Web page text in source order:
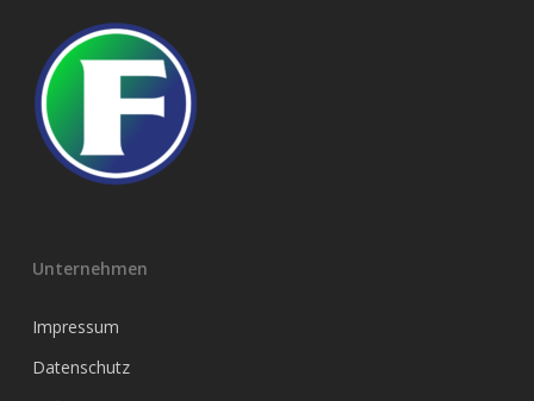
Unternehmen
Impressum
Datenschutz